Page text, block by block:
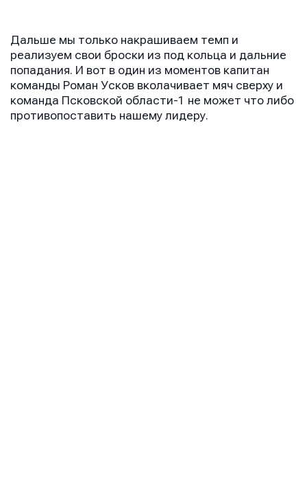
Дальше мы только накрашиваем темп и
реализуем свои броски из под кольца и дальние
попадания. И вот в один из моментов капитан
команды Роман Усков вколачивает мяч сверху и
команда Псковской области-1 не может что либо
противопоставить нашему лидеру.
Сообщение